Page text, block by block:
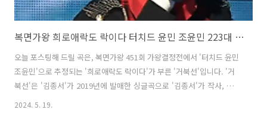
복면가왕 희로애락도 락이다 터치드 윤민 조윤민 223대 가왕 거북선 김종서 가사 노래 뮤비 곡정보
오늘 포스팅해 드릴 곡은, 복면가왕 451회 가왕결정전에서 '터치드 윤민
조윤민'으로 추정되는 '희로애락도 락이다'가 부른 '거북선'입니다. '거
북선'은 '김종서'가 2019년에 발매한 싱글곡으로 '김종서'가 작사, 작곡
했습니다. '희로애락도 락이다'가 적막함을 채우는 특유의 맑은 음색을
2024. 5. 19.